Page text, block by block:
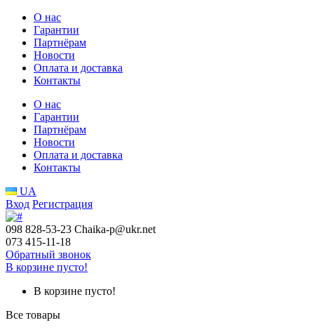
О нас
Гарантии
Партнёрам
Новости
Оплата и доставка
Контакты
О нас
Гарантии
Партнёрам
Новости
Оплата и доставка
Контакты
UA
Вход Регистрация
098 828-53-23 Chaika-p@ukr.net
073 415-11-18
Обратный звонок
В корзине пусто!
В корзине пусто!
Все товары